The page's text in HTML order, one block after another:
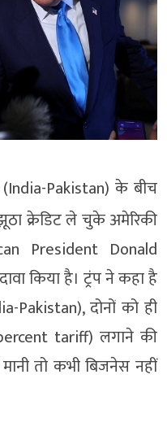
(India-Pakistan) के बीच
क्रेडिट ले चुके अमेरिकी
President Donald
किया है। ट्रंप ने कहा है
Pakistan), दोनों को ही
tariff) लगाने की
तो कभी बिजनेस नहीं